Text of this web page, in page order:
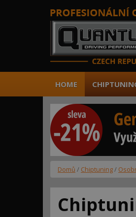
HOME
Domů / Chiptuning/